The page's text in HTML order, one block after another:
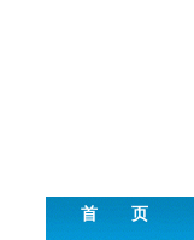
首 页